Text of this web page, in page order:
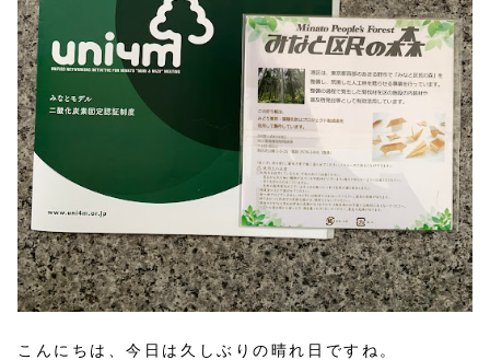
こんにちは、今日は久しぶりの晴れ日ですね。